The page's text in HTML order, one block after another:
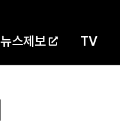
뉴스제보 TV